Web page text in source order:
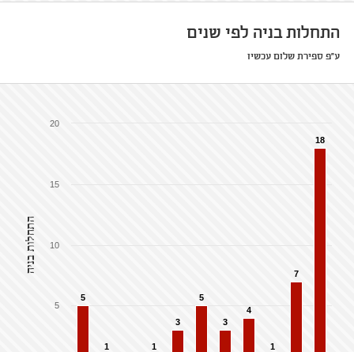
התחלות בניה לפי שנים
ע"פ ספירת שלום עכשיו
התחלות בניה
5
10
15
20
5
1
1
3
5
3
4
1
7
18